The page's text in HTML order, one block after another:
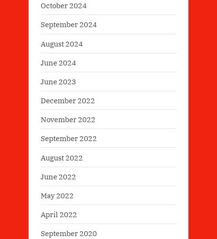
October 2024
September 2024
August 2024
June 2024
June 2023
December 2022
November 2022
September 2022
August 2022
June 2022
May 2022
April 2022
September 2020